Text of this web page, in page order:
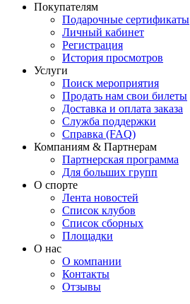
Покупателям
Подарочные сертификаты
Личный кабинет
Регистрация
История просмотров
Услуги
Поиск мероприятия
Продать нам свои билеты
Доставка и оплата заказа
Служба поддержки
Справка (FAQ)
Компаниям & Партнерам
Партнерская программа
Для больших групп
О спорте
Лента новостей
Список клубов
Список сборных
Площадки
О нас
О компании
Контакты
Отзывы